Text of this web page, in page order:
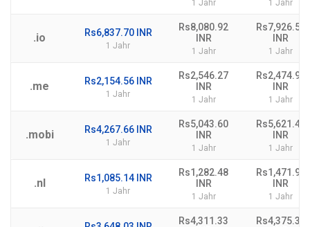
1 Jahr 1 Jahr
.io Rs6,837.70 INR
1 Jahr
Rs8,080.92
INR
1 Jahr
Rs7,926.59
INR
1 Jahr
.me Rs2,154.56 INR
1 Jahr
Rs2,546.27
INR
1 Jahr
Rs2,474.99
INR
1 Jahr
.mobi Rs4,267.66 INR
1 Jahr
Rs5,043.60
INR
1 Jahr
Rs5,621.43
INR
1 Jahr
.nl Rs1,085.14 INR
1 Jahr
Rs1,282.48
INR
1 Jahr
Rs1,471.90
INR
1 Jahr
Rs4,311.33
Rs4,375.35